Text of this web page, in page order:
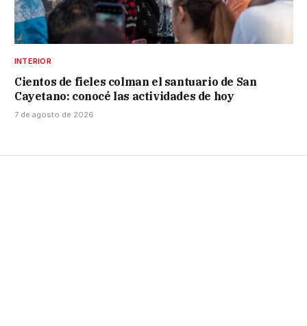
INTERIOR
Cientos de fieles colman el santuario de San
Cayetano: conocé las actividades de hoy
7 de agosto de 2026